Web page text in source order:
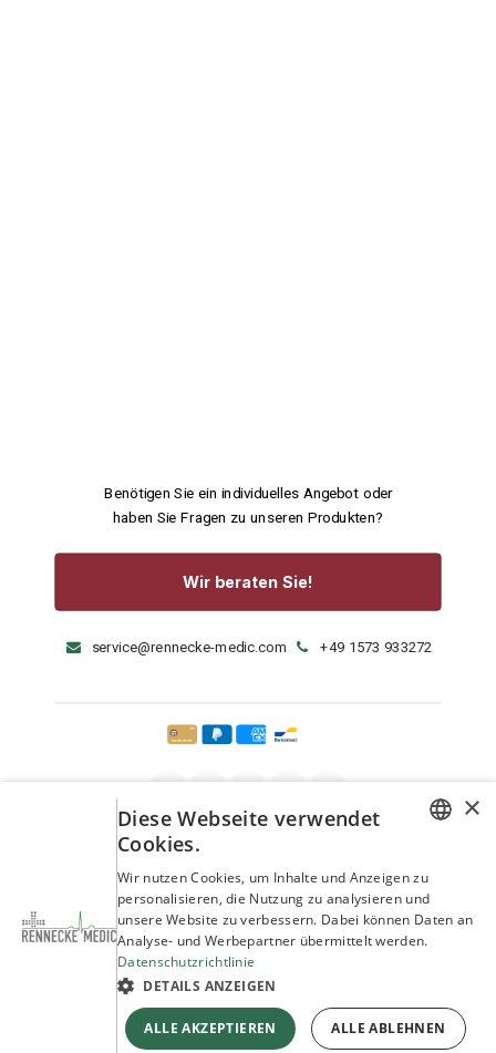
Benötigen Sie ein individuelles Angebot oder
haben Sie Fragen zu unseren Produkten?
Wir beraten Sie!
service@rennecke-medic.com +49 1573 933272
Copyright © Rennecke-Medic GmbH
Unterstützt durch
Open-Source-E-Commerce
ENGLISH
×
Diese Webseite verwendet
Cookies.
Wir nutzen Cookies, um Inhalte und Anzeigen zu
personalisieren, die Nutzung zu analysieren und
unsere Website zu verbessern. Dabei können Daten an
Analyse- und Werbepartner übermittelt werden.
Datenschutzrichtlinie
DETAILS ANZEIGEN
ALLE AKZEPTIEREN ALLE ABLEHNEN